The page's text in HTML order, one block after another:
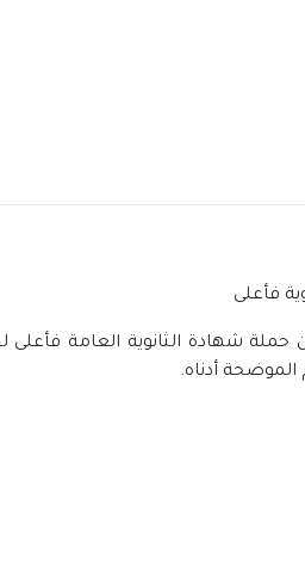
فأعلى
حملة شهادة الثانوية العامة
أدناه.